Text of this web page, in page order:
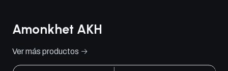
Amonkhet AKH
Ver más productos